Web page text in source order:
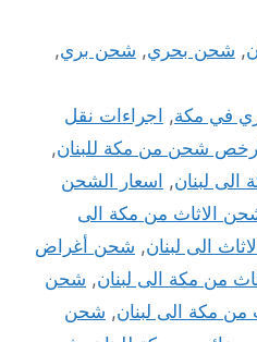
, شحن بحري, شحن بري,
في مكة, اجراءات نقل
ارخص شحن من مكة للبنان,
لبنان, اسعار الشحن
الاثاث من مكة الى
الى لبنان, شحن أغراض
من مكة الى لبنان, شحن
من مكة الى لبنان, شحن